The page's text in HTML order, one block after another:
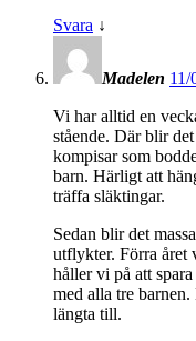
Svara ↓
Madelen 11/
Vi har alltid en
stående. Där blir
kompisar som
barn. Härligt att
träffa släktingar.
Sedan blir det
utflykter. Förra året
håller vi på att
med alla tre
längta till.